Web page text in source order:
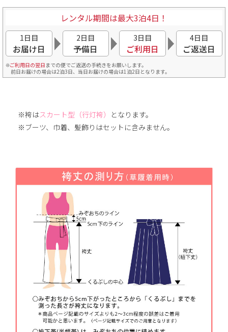
レンタル期間は最大3泊4日！
1日目
お届け日
2日目
予備日
3日目
ご利用日
4日目
ご返送日
ご利用日の翌日 までの便でご返送の手続きをお願いします。
前日お届けの場合は2泊3日、当日お届けの場合は1泊2日となります。
※袴はスカート型（行灯袴）
となります。
※ブーツ、巾着、髪飾りはセットに含みません。